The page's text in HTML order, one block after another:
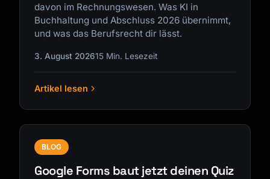
davon im Rechnungswesen. Was KI in
Buchhaltung und Abschluss 2026 übernimmt,
und was das Berufsrecht dir lässt.
3. August 202615 Min. Lesezeit
Artikel lesen
BLOG
Google Forms baut jetzt deinen Quiz